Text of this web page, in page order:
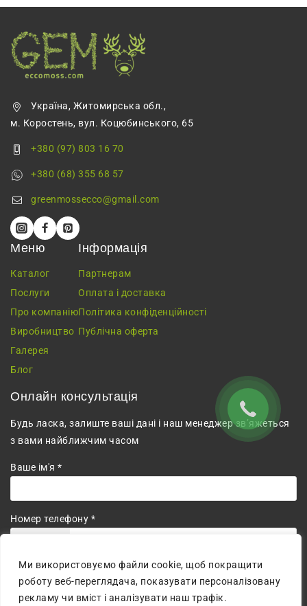
Ми використовуємо файли cookie, щоб покращити
роботу веб-переглядача, показувати персоналізовану
рекламу чи вміст і аналізувати наш трафік.
Україна, Житомирська обл.,
м. Коростень, вул. Коцюбинського, 65
+380 (97) 803 16 70
+380 (68) 355 68 57
greenmossecco@gmail.com
Меню
Каталог
Послуги
Про компанію
Виробництво
Галерея
Блог
Інформація
Партнерам
Оплата і доставка
Політика конфіденційності
Публічна оферта
Онлайн консультація
Будь ласка, залиште ваші дані і наш менеджер зв’яжеться
з вами найближчим часом
Ваше ім'я *
Номер телефону *
Погоджуюсь на обробку персональних даних.